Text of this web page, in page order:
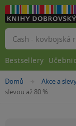
Nacházíte
se
Domů »Akce a
slevou až 80 %
Vyhledávání
Bestsellery